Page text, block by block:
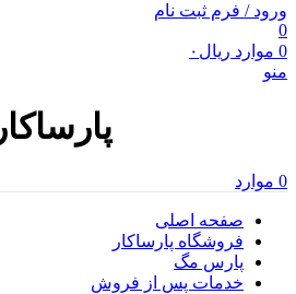
ورود / فرم ثبت نام
0
0 موارد ریال ۰
منو
پارساکار
0 موارد
صفحه اصلی
فروشگاه پارساکار
پارس مگ
خدمات پس از فروش